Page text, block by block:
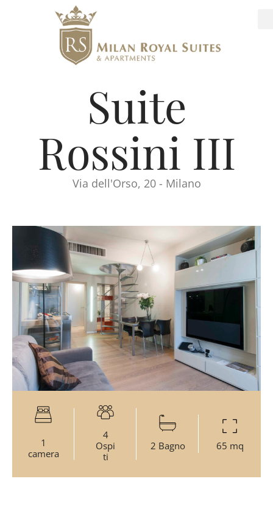
Suite
Rossini III
Via dell'Orso, 20 - Milano
1
camera
4
Ospi
ti
2 Bagno 65 mq